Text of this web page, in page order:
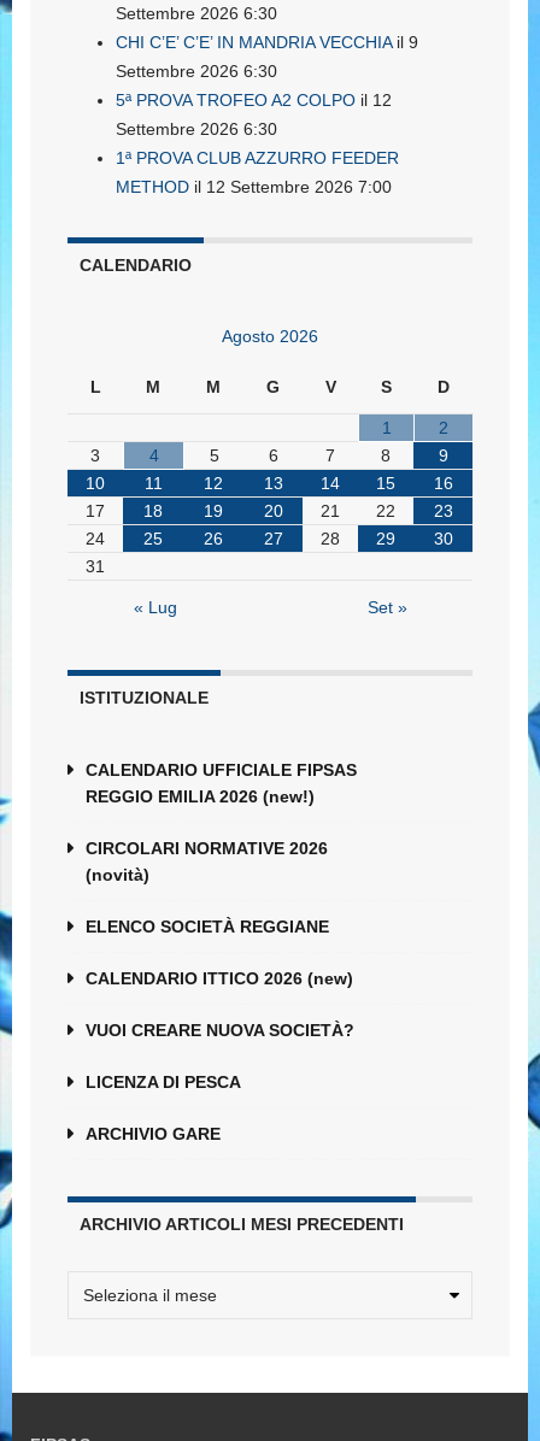
Settembre 2026 6:30
CHI C’E’ C’E’ IN MANDRIA VECCHIAil 9
Settembre 2026 6:30
5ª PROVA TROFEO A2 COLPO il 12
Settembre 2026 6:30
1ª PROVA CLUB AZZURRO FEEDER
METHOD il 12 Settembre 2026 7:00
CALENDARIO
Agosto 2026
L M M G V S D
1
2
3
4 5 6 7 8
9
10
11 12 13 14 15
16
17
18 19 20 21 22
23
24
25 26 27 28 29
30
31
« Lug Set »
ISTITUZIONALE
CALENDARIO UFFICIALE FIPSAS
REGGIO EMILIA 2026 (new!)
CIRCOLARI NORMATIVE 2026
(novità)
ELENCO SOCIETÀ REGGIANE
CALENDARIO ITTICO 2026 (new)
VUOI CREARE NUOVA SOCIETÀ?
LICENZA DI PESCA
ARCHIVIO GARE
ARCHIVIO ARTICOLI MESI PRECEDENTI